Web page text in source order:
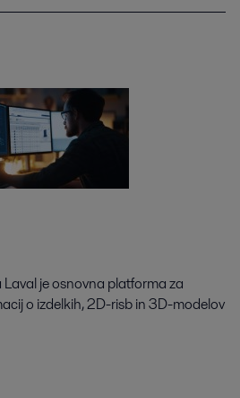
je osnovna platforma za
o izdelkih, 2D-risb in 3D-modelov